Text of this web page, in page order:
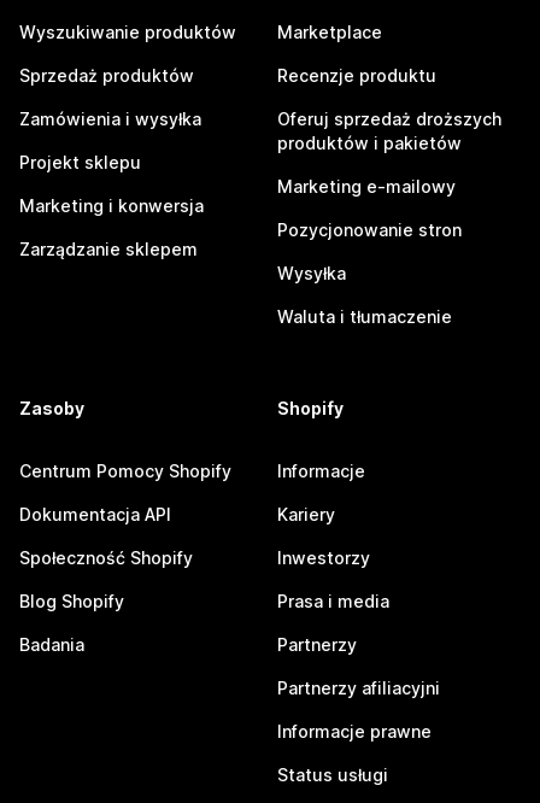
Wyszukiwanie produktów
Sprzedaż produktów
Zamówienia i wysyłka
Projekt sklepu
Marketing i konwersja
Zarządzanie sklepem
Marketplace
Recenzje produktu
Oferuj sprzedaż droższych
produktów i pakietów
Marketing e-mailowy
Pozycjonowanie stron
Wysyłka
Waluta i tłumaczenie
Zasoby
Centrum Pomocy Shopify
Dokumentacja API
Społeczność Shopify
Blog Shopify
Badania
Shopify
Informacje
Kariery
Inwestorzy
Prasa i media
Partnerzy
Partnerzy afiliacyjni
Informacje prawne
Status usługi